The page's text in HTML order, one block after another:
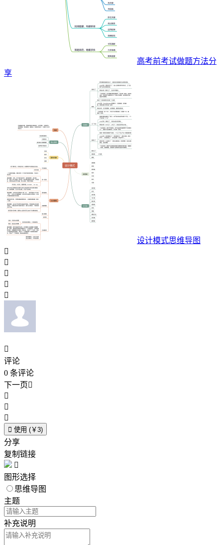
高考前考试做题方法分
享
设计模式思维导图






评论
0 条评论
下一页



 使用 (￥3)
分享
复制链接

图形选择
思维导图
主题
补充说明